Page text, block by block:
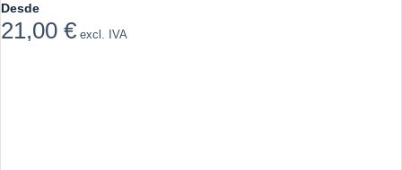
Desde
21,00 € excl. IVA